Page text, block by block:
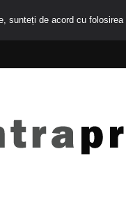
sunteți de acord cu folosirea